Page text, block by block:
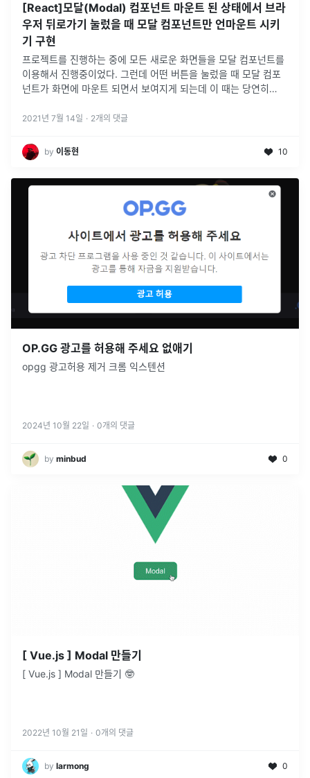
[React]모달(Modal) 컴포넌트 마운트 된 상태에서 브라
우저 뒤로가기 눌렀을 때 모달 컴포넌트만 언마운트 시키
기 구현
프로젝트를 진행하는 중에 모든 새로운 화면들을 모달 컴포넌트를
이용해서 진행중이었다. 그런데 어떤 버튼을 눌렀을 때 모달 컴포
넌트가 화면에 마운트 되면서 보여지게 되는데 이 때는 당연히
보니 브라우저...
2021년 7월 14일 · 2개의 댓글
by 이동현 10
OP.GG 광고를 허용해 주세요 없애기
opgg 광고허용 제거 크롬 익스텐션
2024년 10월 22일 · 0개의 댓글
by minbud 0
[ Vue.js ] Modal 만들기
[ Vue.js ] Modal 만들기 🤓
2022년 10월 21일 · 0개의 댓글
by larmong 0